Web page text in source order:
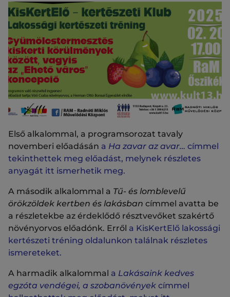
Első alkalommal, a programsorozat tavaly
novemberi előadásán a Ha zavar az avar… címmel
tekinthettek meg előadást, melynek részletes
anyagát itt ismerhetik meg.
A második alkalommal a Tű- és lomblevelű
örökzöldek kertben és lakásban címmel avatta be
a részletekbe az érdeklődő résztvevőket szakértő
növényorvos előadónk. Erről a KisKertElő lakossági
kertészeti tréning oldalunkon találnak részletes
ismereteket.
A harmadik alkalommal a Lakásaink kedves
egzóta vendégei, a szobanövények címmel